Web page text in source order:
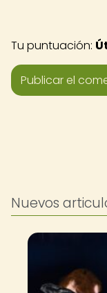
Tu puntuación:
Nuevos